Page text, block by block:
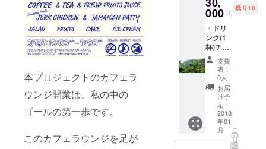
本プロジェクトのカフェラ
ウンジ開業は、私の中の
ゴールの第一歩です。
このカフェラウンジを足が
日の半
店舗貸
出 ・
Thank
you
letterを
お送り
致しま
す。
作×6ヶ
月 ・希
望の方
に店内
へご希
望の写
真を掲
タッフ
として
体験
(コー
ヒー、
ジャマ
イカ料
000 円
残り10
・ドリ
ンク(1
杯)チ
ケット
10枚 ・
ステッ
カー10
リジナ
ルミッ
クス
CD(Reg
gae)(プ
支援
者：
0人
お届
け予
定：
2018
年01
月
こ
の
リ
タ